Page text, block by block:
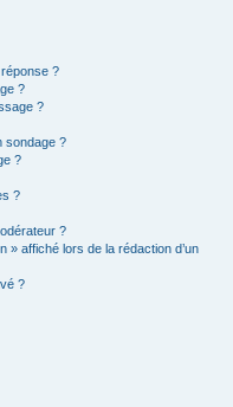
?
?
?
sondage ?
?
?
?
» affiché lors de la rédaction d’un
?